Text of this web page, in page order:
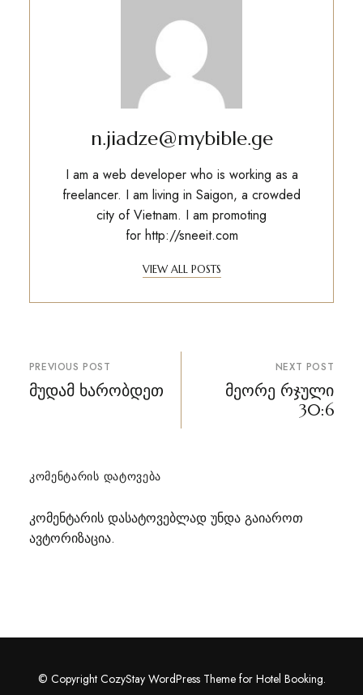
n.jiadze@mybible.ge
I am a web developer who is working as a
freelancer. I am living in Saigon, a crowded
city of Vietnam. I am promoting
for http://sneeit.com
VIEW ALL POSTS
პოსტის
ნავიგაცია
PREVIOUS POST
მუდამ ხარობდეთ
NEXT POST
მეორე რჯული
30:6
ᲙᲝᲛᲔᲜᲢᲐᲠᲘᲡ ᲓᲐᲢᲝᲕᲔᲑᲐ
კომენტარის დასატოვებლად უნდა გაიაროთ
ავტორიზაცია.
© Copyright CozyStay WordPress Theme for Hotel Booking.